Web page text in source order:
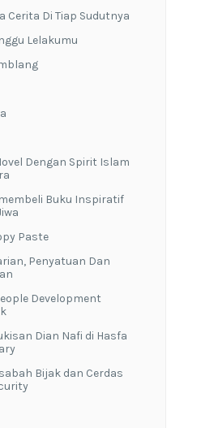
Cerita Di Tiap Sudutnya
Lelakumu
Dengan Spirit Islam
Buku Inspiratif
Paste
Penyatuan Dan
Development
Dian Nafi di Hasfa
Bijak dan Cerdas